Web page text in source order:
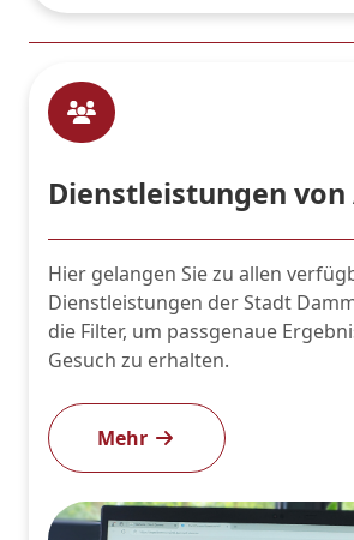
Dienstleistungen von
Hier gelangen Sie zu allen
Dienstleistungen der Stadt
die Filter, um passgenaue
Gesuch zu erhalten.
Mehr